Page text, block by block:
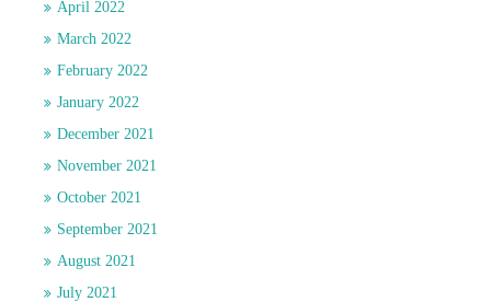
April 2022
March 2022
February 2022
January 2022
December 2021
November 2021
October 2021
September 2021
August 2021
July 2021